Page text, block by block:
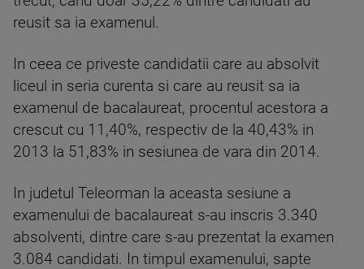
reusit sa ia examenul.
In ceea ce priveste candidatii care au absolvit
liceul in seria curenta si care au reusit sa ia
examenul de bacalaureat, procentul acestora a
crescut cu 11,40%, respectiv de la 40,43% in
2013 la 51,83% in sesiunea de vara din 2014.
In judetul Teleorman la aceasta sesiune a
examenului de bacalaureat s-au inscris 3.340
absolventi, dintre care s-au prezentat la examen
3.084 candidati. In timpul examenului, sapte